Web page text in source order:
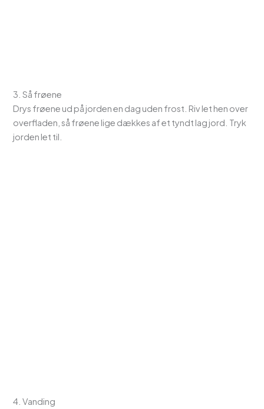
3. Så frøene
Drys frøene ud på jorden en dag uden frost. Riv let hen over
overfladen, så frøene lige dækkes af et tyndt lag jord. Tryk
jorden let til.
4. Vanding